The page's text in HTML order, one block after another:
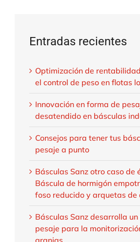
Entradas recientes
Optimización de
el control de peso en flotas
Innovación en forma de
desatendido en básculas
Consejos para tener tus
pesaje a punto
Básculas Sanz otro caso de
Báscula de hormigón
foso reducido y arquetas de
Básculas Sanz desarrolla
pesaje para la
granjas